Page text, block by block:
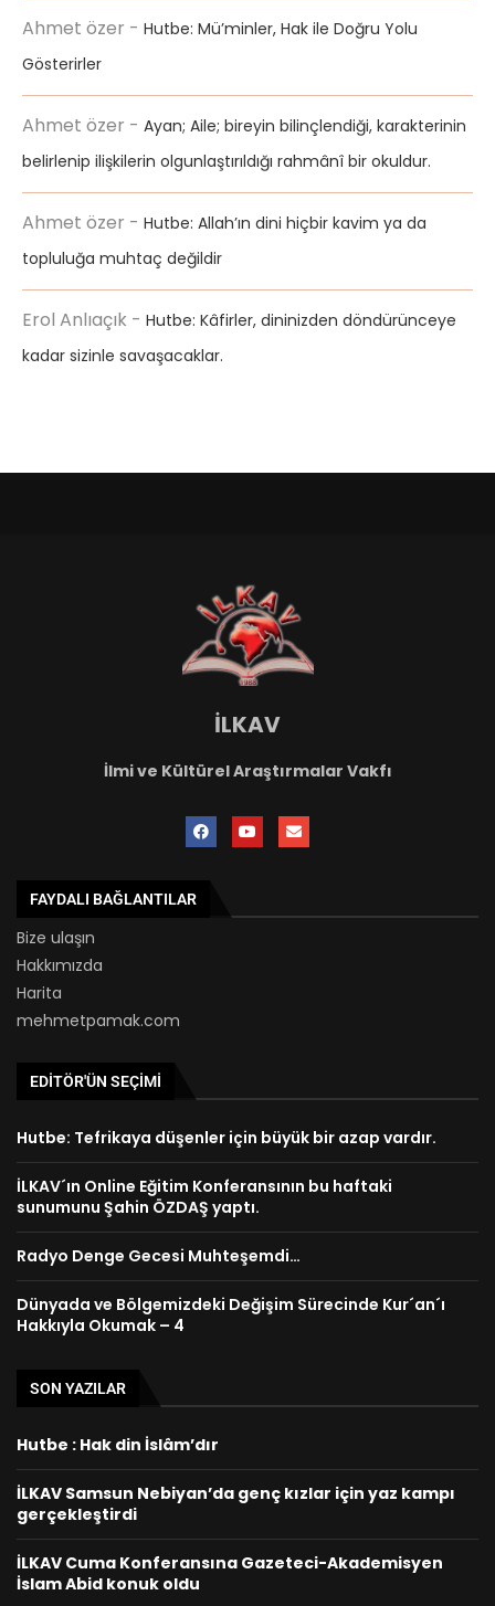
Ahmet özer - Hutbe: Mü’minler, Hak ile Doğru Yolu
Gösterirler
Ahmet özer - Ayan; Aile; bireyin bilinçlendiği, karakterinin
belirlenip ilişkilerin olgunlaştırıldığı rahmânî bir okuldur.
Ahmet özer - Hutbe: Allah’ın dini hiçbir kavim ya da
topluluğa muhtaç değildir
Erol Anlıaçık - Hutbe: Kâfirler, dininizden döndürünceye
kadar sizinle savaşacaklar.
İLKAV
İlmi ve Kültürel Araştırmalar Vakfı
FAYDALI BAĞLANTILAR
Bize ulaşın
Hakkımızda
Harita
mehmetpamak.com
EDITÖR'ÜN SEÇIMI
Hutbe: Tefrikaya düşenler için büyük bir azap vardır.
İLKAV´ın Online Eğitim Konferansının bu haftaki
sunumunu Şahin ÖZDAŞ yaptı.
Radyo Denge Gecesi Muhteşemdi…
Dünyada ve Bölgemizdeki Değişim Sürecinde Kur´an´ı
Hakkıyla Okumak – 4
SON YAZILAR
Hutbe : Hak din İslâm’dır
İLKAV Samsun Nebiyan’da genç kızlar için yaz kampı
gerçekleştirdi
İLKAV Cuma Konferansına Gazeteci-Akademisyen
İslam Abid konuk oldu